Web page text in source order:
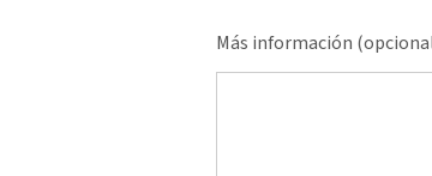
Más información